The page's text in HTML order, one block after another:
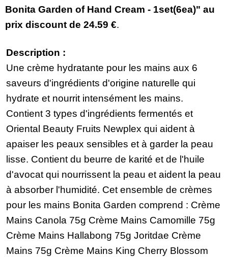
Bonita Garden of Hand Cream - 1set(6ea)" au
prix discount de 24.59 €.
Description :
Une crème hydratante pour les mains aux 6
saveurs d'ingrédients d'origine naturelle qui
hydrate et nourrit intensément les mains.
Contient 3 types d'ingrédients fermentés et
Oriental Beauty Fruits Newplex qui aident à
apaiser les peaux sensibles et à garder la peau
lisse. Contient du beurre de karité et de l'huile
d'avocat qui nourrissent la peau et aident la peau
à absorber l'humidité. Cet ensemble de crèmes
pour les mains Bonita Garden comprend : Crème
Mains Canola 75g Crème Mains Camomille 75g
Crème Mains Hallabong 75g Joritdae Crème
Mains 75g Crème Mains King Cherry Blossom